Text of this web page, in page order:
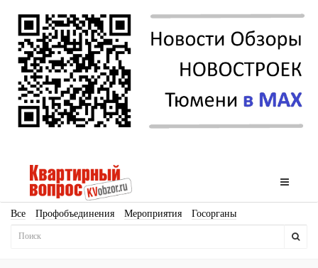
Все Профобъединения Мероприятия Госорганы
Новостройки